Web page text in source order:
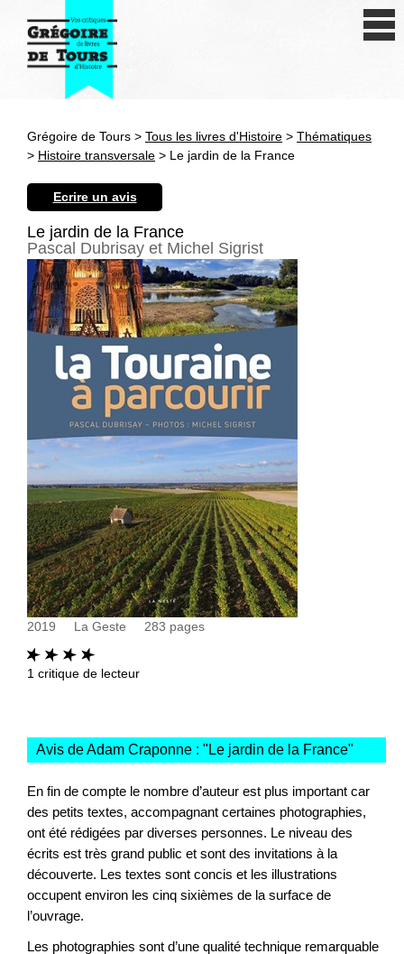
Antiquité
Epoque moderne
Révolution et XIXe siècle
XXe siècle
Autres civilisations
Thématiques
Grégoire de Tours > Tous les livres d'Histoire > Thématiques
> Histoire transversale > Le jardin de la France
Ecrire un avis
Le jardin de la France
Pascal Dubrisay et Michel Sigrist
2019 La Geste 283 pages
1 critique de lecteur
Avis de Adam Craponne : " Le jardin de la France"
En fin de compte le nombre d’auteur est plus important car
des petits textes, accompagnant certaines photographies,
ont été rédigées par diverses personnes. Le niveau des
écrits est très grand public et sont des invitations à la
découverte. Les textes sont concis et les illustrations
occupent environ les cinq sixièmes de la surface de
l’ouvrage.
Les photographies sont d’une qualité technique remarquable